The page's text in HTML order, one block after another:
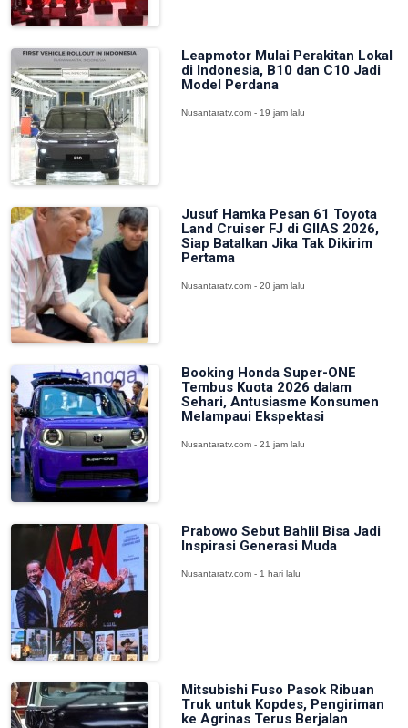
Leapmotor Mulai Perakitan Lokal
di Indonesia, B10 dan C10 Jadi
Model Perdana
Nusantaratv.com - 19 jam lalu
Jusuf Hamka Pesan 61 Toyota
Land Cruiser FJ di GIIAS 2026,
Siap Batalkan Jika Tak Dikirim
Pertama
Nusantaratv.com - 20 jam lalu
Booking Honda Super-ONE
Tembus Kuota 2026 dalam
Sehari, Antusiasme Konsumen
Melampaui Ekspektasi
Nusantaratv.com - 21 jam lalu
Prabowo Sebut Bahlil Bisa Jadi
Inspirasi Generasi Muda
Nusantaratv.com - 1 hari lalu
Mitsubishi Fuso Pasok Ribuan
Truk untuk Kopdes, Pengiriman
ke Agrinas Terus Berjalan